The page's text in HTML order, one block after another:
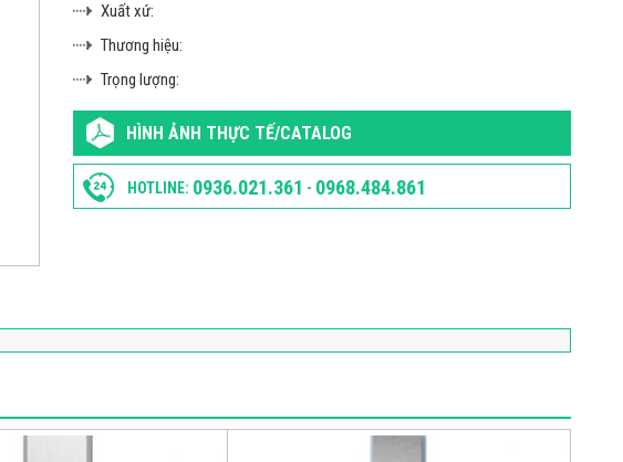
Xuất xứ:
Thương hiệu:
Trọng lượng:
HÌNH ẢNH THỰC TẾ/CATALOG
HOTLINE: 0936.021.361 - 0968.484.861